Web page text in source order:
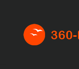
springen
Die
besten